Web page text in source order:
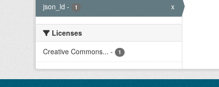
json_ld - 1 x
Licenses
Creative Commons... - 1